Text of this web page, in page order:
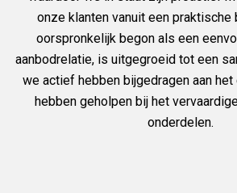
onze klanten vanuit een praktische
oorspronkelijk begon als een
aanbodrelatie, is uitgegroeid tot een
we actief hebben bijgedragen aan
hebben geholpen bij het
onderdelen.